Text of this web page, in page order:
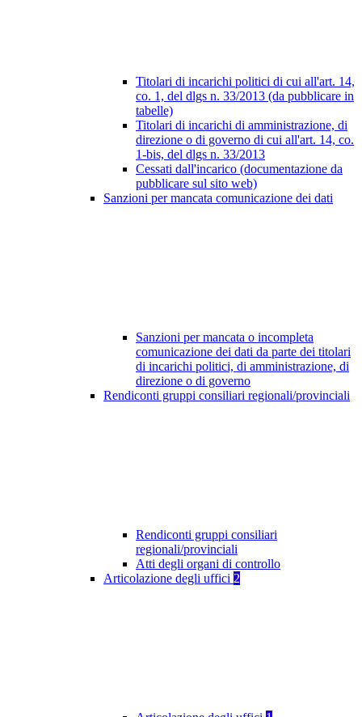
Titolari di incarichi politici di cui all'art. 14,
co. 1, del dlgs n. 33/2013 (da pubblicare in
tabelle)
Titolari di incarichi di amministrazione, di
direzione o di governo di cui all'art. 14, co.
1-bis, del dlgs n. 33/2013
Cessati dall'incarico (documentazione da
pubblicare sul sito web)
Sanzioni per mancata comunicazione dei dati
Sanzioni per mancata o incompleta
comunicazione dei dati da parte dei titolari
di incarichi politici, di amministrazione, di
direzione o di governo
Rendiconti gruppi consiliari regionali/provinciali
Rendiconti gruppi consiliari
regionali/provinciali
Atti degli organi di controllo
Articolazione degli uffici 2